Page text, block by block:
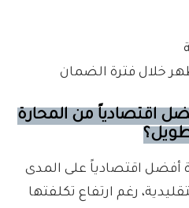
خلال فترة الضمان
اقتصادياً من المحارة
أفضل اقتصادياً على المدى
رغم ارتفاع تكلفتها